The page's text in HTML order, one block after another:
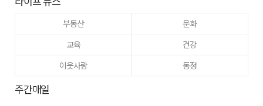
부동산
문화
교육
건강
이웃사랑
동정
주간매일